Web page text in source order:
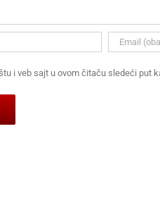
i veb sajt u ovom čitaču sledeći put